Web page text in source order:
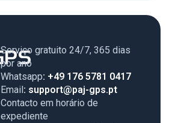
Serviço gratuito 24/7, 365 dias
por ano
Whatsapp: +49 176 5781 0417
Email: support@paj-gps.pt
Contacto em horário de
expediente